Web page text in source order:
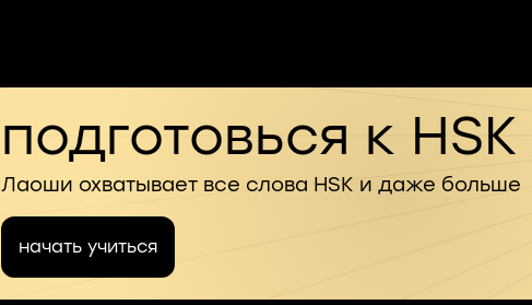
подготовься к HSK
Лаоши охватывает все слова HSK и даже больше
начать учиться